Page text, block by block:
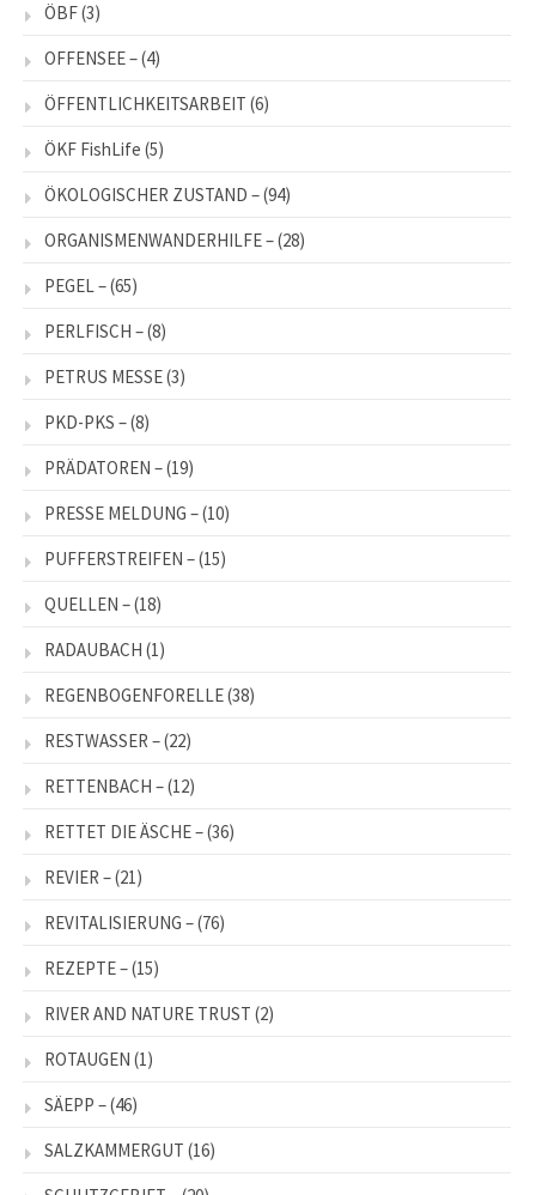
ÖBF(3)
OFFENSEE –(4)
ÖFFENTLICHKEITSARBEIT (6)
ÖKF FishLife (5)
ÖKOLOGISCHER ZUSTAND –(94)
ORGANISMENWANDERHILFE –(28)
PEGEL –(65)
PERLFISCH –(8)
PETRUS MESSE(3)
PKD-PKS –(8)
PRÄDATOREN –(19)
PRESSE MELDUNG –(10)
PUFFERSTREIFEN –(15)
QUELLEN –(18)
RADAUBACH (1)
REGENBOGENFORELLE(38)
RESTWASSER –(22)
RETTENBACH –(12)
RETTET DIE ÄSCHE –(36)
REVIER –(21)
REVITALISIERUNG –(76)
REZEPTE –(15)
RIVER AND NATURE TRUST (2)
ROTAUGEN (1)
SÄEPP –(46)
SALZKAMMERGUT (16)